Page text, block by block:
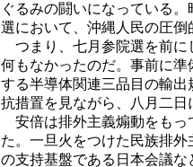
ぐるみの闘いになっている
選において、沖縄人民の圧
つまり、七月参院選を前に
何もなかったのだ。事前に
する半導体関連三品目の輸
抗措置を見ながら、八月二
安倍は排外主義煽動をもっ
た。一旦火をつけた民族排
の支持基盤である日本会議